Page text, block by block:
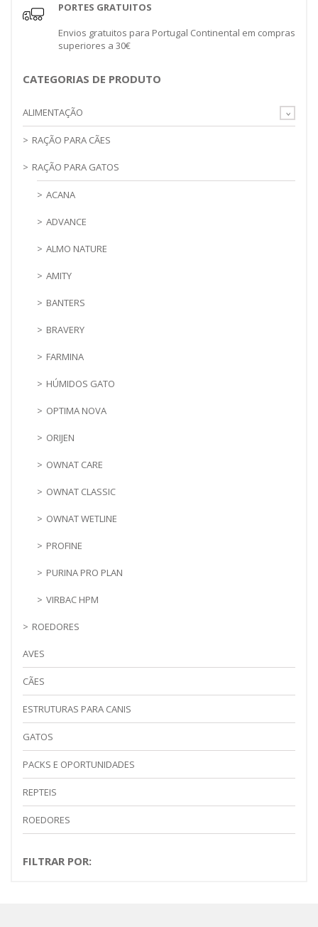
PORTES GRATUITOS
Envios gratuitos para Portugal Continental em compras
superiores a 30€
CATEGORIAS DE PRODUTO
ALIMENTAÇÃO
RAÇÃO PARA CÃES
RAÇÃO PARA GATOS
ACANA
ADVANCE
ALMO NATURE
AMITY
BANTERS
BRAVERY
FARMINA
HÚMIDOS GATO
OPTIMA NOVA
ORIJEN
OWNAT CARE
OWNAT CLASSIC
OWNAT WETLINE
PROFINE
PURINA PRO PLAN
VIRBAC HPM
ROEDORES
AVES
CÃES
ESTRUTURAS PARA CANIS
GATOS
PACKS E OPORTUNIDADES
REPTEIS
ROEDORES
FILTRAR POR: